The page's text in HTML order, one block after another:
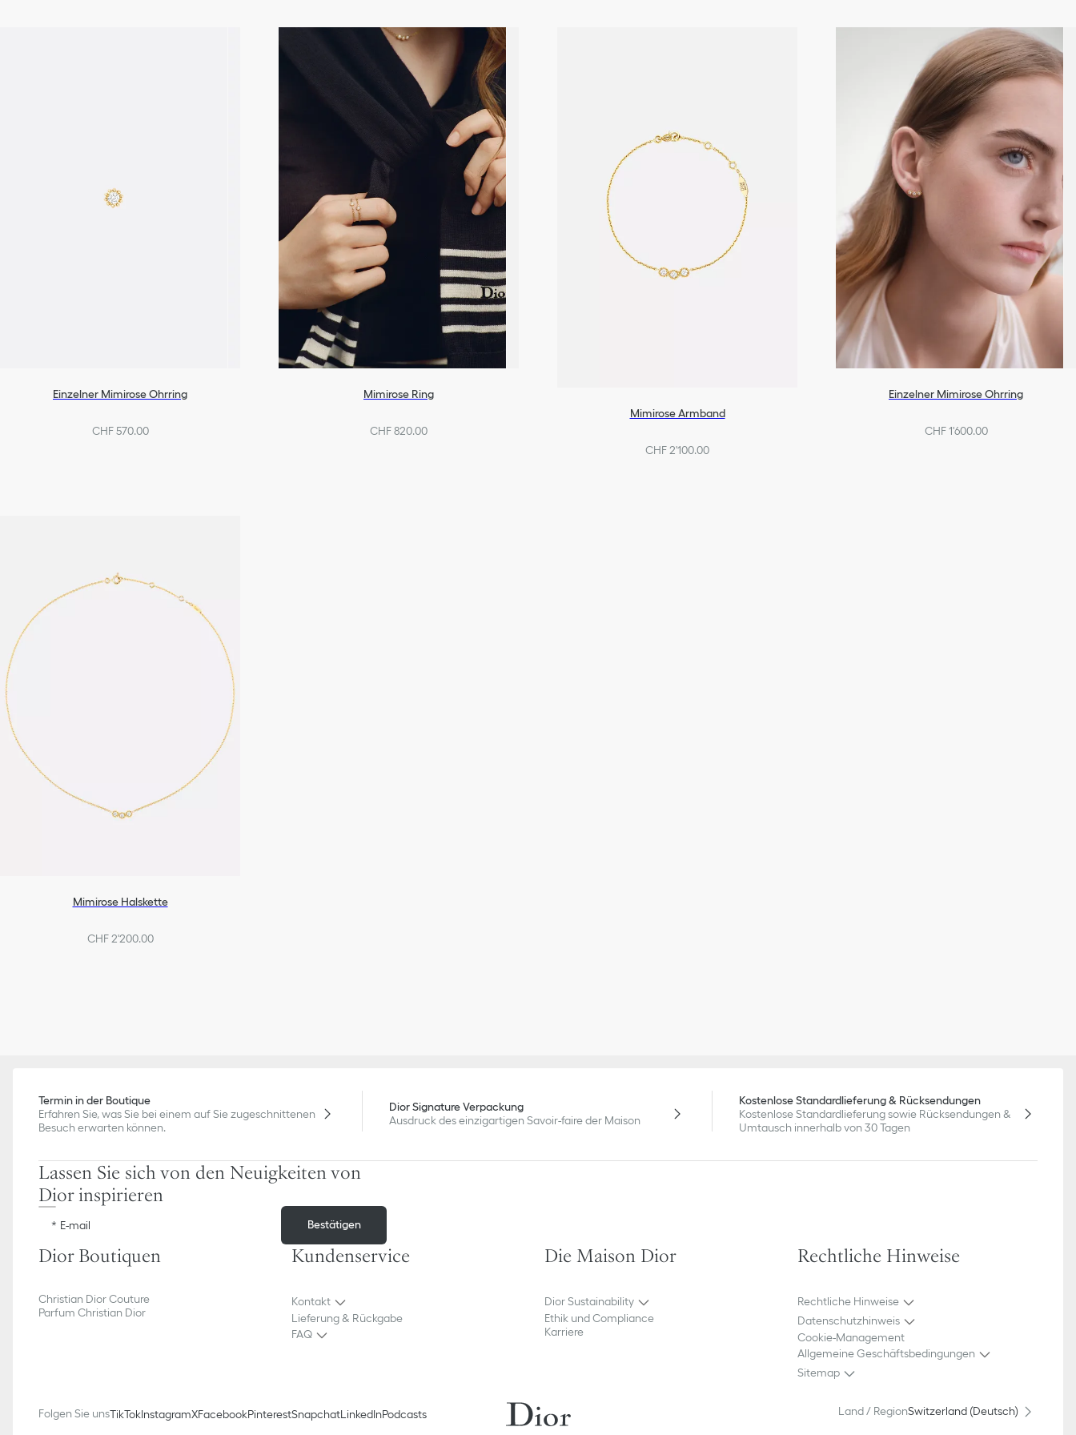
Einzelner Mimirose Ohrring
CHF 570.00
Mimirose Ring
CHF 820.00
Mimirose Armband
CHF 2'100.00
Einzelner Mimirose Ohrring
CHF 1'600.00
Mimirose Halskette
CHF 2'200.00
Termin in der Boutique
Erfahren Sie, was Sie bei einem auf Sie zugeschnittenen
Besuch erwarten können.
Dior Signature Verpackung
Ausdruck des einzigartigen Savoir-faire der Maison
Kostenlose Standardlieferung & Rücksendungen
Kostenlose Standardlieferung sowie Rücksendungen &
Umtausch innerhalb von 30 Tagen
Lassen Sie sich von den Neuigkeiten von
Dior inspirieren
E-mail Bestätigen
Dior Boutiquen
Christian Dior Couture
Parfum Christian Dior
Kundenservice
Kontakt
Lieferung & Rückgabe
FAQ
Die Maison Dior
Dior Sustainability
Ethik und Compliance
Karriere
Rechtliche Hinweise
Rechtliche Hinweise
Datenschutzhinweis
Cookie-Management
Allgemeine Geschäftsbedingungen
Sitemap
Land / RegionSwitzerland (Deutsch)
Folgen Sie unsTikTokInstagramXFacebookPinterestSnapchatLinkedInPodcasts